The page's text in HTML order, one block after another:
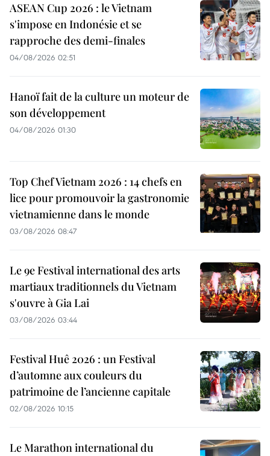
ASEAN Cup 2026 : le Vietnam
s'impose en Indonésie et se
rapproche des demi-finales
04/08/2026 02:51
Hanoï fait de la culture un moteur de
son développement
04/08/2026 01:30
Top Chef Vietnam 2026 : 14 chefs en
lice pour promouvoir la gastronomie
vietnamienne dans le monde
03/08/2026 08:47
Le 9e Festival international des arts
martiaux traditionnels du Vietnam
s'ouvre à Gia Lai
03/08/2026 03:44
Festival Huê 2026 : un Festival
d’automne aux couleurs du
patrimoine de l’ancienne capitale
02/08/2026 10:15
Le Marathon international du